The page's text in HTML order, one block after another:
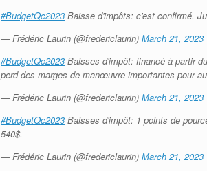
#BudgetQc2023 Baisse d'impôts: c'est confirmé.
— Frédéric Laurin (@fredericlaurin) March 21, 2023
#BudgetQc2023 Baisses d'impôt: financé à partir
perd des marges de manœuvre importantes pour
— Frédéric Laurin (@fredericlaurin) March 21, 2023
#BudgetQc2023 Baisses d'impôt: 1 points de
540$.
— Frédéric Laurin (@fredericlaurin) March 21, 2023